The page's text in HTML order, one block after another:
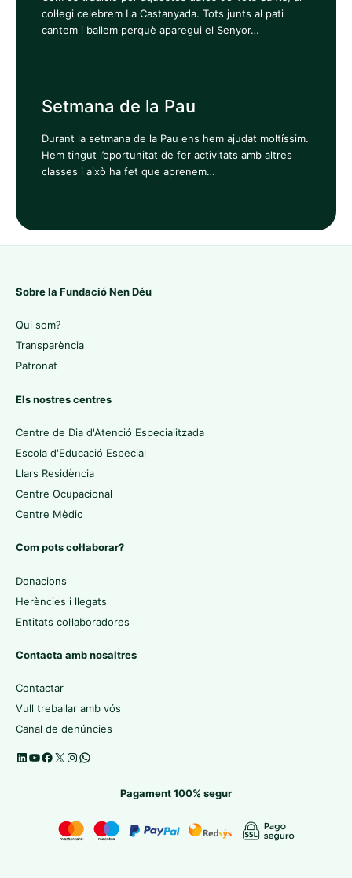
col·legi celebrem La Castanyada. Tots junts al pati
cantem i ballem perquè aparegui el Senyor…
Setmana de la Pau
Durant la setmana de la Pau ens hem ajudat moltíssim.
Hem tingut l’oportunitat de fer activitats amb altres
classes i això ha fet que aprenem…
Sobre la Fundació Nen Déu
Qui som?
Transparència
Patronat
Els nostres centres
Centre de Dia d'Atenció Especialitzada
Escola d'Educació Especial
Llars Residència
Centre Ocupacional
Centre Mèdic
Com pots col·laborar?
Donacions
Herències i llegats
Entitats col·laboradores
Contacta amb nosaltres
Contactar
Vull treballar amb vós
Canal de denúncies
Pagament 100% segur